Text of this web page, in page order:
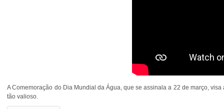
A Comemoração do Dia Mundial da Água, que se assinala a 22 de março,
tão valioso.